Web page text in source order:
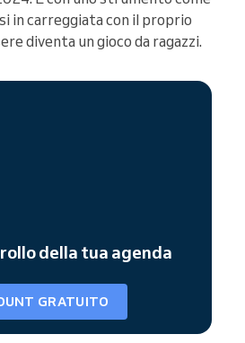
in carreggiata con il proprio
diventa un gioco da ragazzi.
della tua agenda
GRATUITO